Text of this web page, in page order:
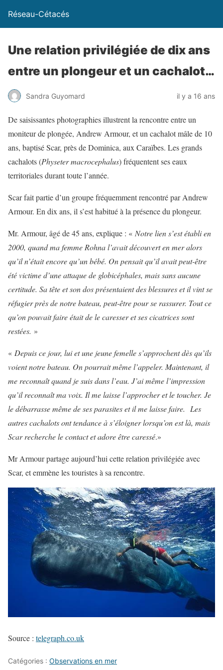
Réseau-Cétacés
Une relation privilégiée de dix ans
entre un plongeur et un cachalot…
Sandra Guyomard il y a 16 ans
De saisissantes photographies illustrent la rencontre entre un
moniteur de plongée, Andrew Armour, et un cachalot mâle de 10
ans, baptisé Scar, près de Dominica, aux Caraïbes. Les grands
cachalots (Physeter macrocephalus) fréquentent ses eaux
territoriales durant toute l’année.
Scar fait partie d’un groupe fréquemment rencontré par Andrew
Armour. En dix ans, il s’est habitué à la présence du plongeur.
Mr. Armour, âgé de 45 ans, explique : « Notre lien s’est établi en
2000, quand ma femme Rohna l’avait découvert en mer alors
qu’il n’était encore qu’un bébé. On pensait qu’il avait peut-être
été victime d’une attaque de globicéphales, mais sans aucune
certitude. Sa tête et son dos présentaient des blessures et il vint se
réfugier près de notre bateau, peut-être pour se rassurer. Tout ce
qu’on pouvait faire était de le caresser et ses cicatrices sont
restées. »
« Depuis ce jour, lui et une jeune femelle s’approchent dès qu’ils
voient notre bateau. On pourrait même l’appeler. Maintenant, il
me reconnaît quand je suis dans l’eau. J’ai même l’impression
qu’il reconnaît ma voix. Il me laisse l’approcher et le toucher. Je
le débarrasse même de ses parasites et il me laisse faire. Les
autres cachalots ont tendance à s’éloigner lorsqu’on est là, mais
Scar recherche le contact et adore être caressé.»
Mr Armour partage aujourd’hui cette relation privilégiée avec
Scar, et emmène les touristes à sa rencontre.
Source : telegraph.co.uk
Catégories : Observations en mer